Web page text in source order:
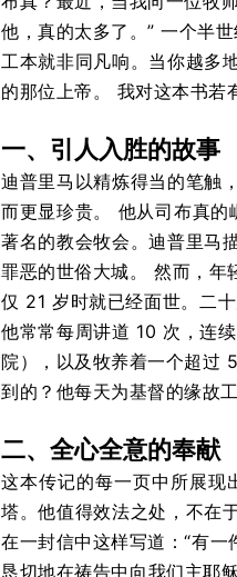
他，真的太多了。” 一个半
工本就非同凡响。当你越多
的那位上帝。
我对这本书若
一、引人入胜的故事
迪普里马以精炼得当的笔触
而更显珍贵。
他从司布真的
著名的教会牧会。迪普里马
罪恶的世俗大城。
然而，年
仅 21 岁时就已经面世。二
他常常每周讲道 10 次，连
院），以及牧养着一个超过
到的？他每天为基督的缘故
二、全心全意的奉献
这本传记的每一页中所展现
塔。他值得效法之处，不
在一封信中这样写道：“有
恳切地在祷告中向我们主耶